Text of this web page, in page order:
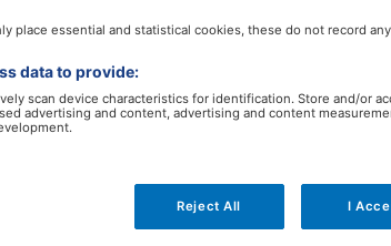
place essential and statistical cookies, these do not record
data to provide:
scan device characteristics for identification. Store and/or
advertising and content, advertising and content
Reject All I